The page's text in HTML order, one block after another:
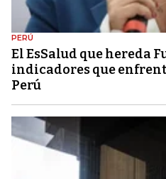
PERÚ
El EsSalud que hereda
indicadores que
Perú